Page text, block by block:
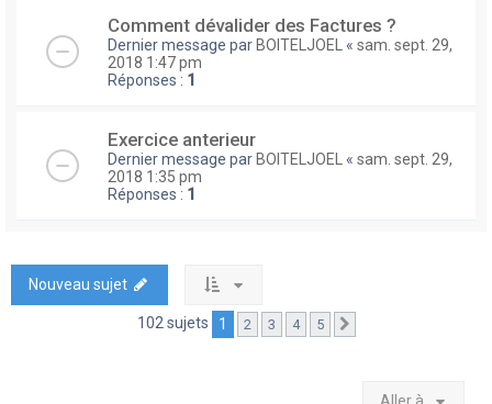
Comment dévalider des Factures ?
Dernier message par BOITELJOEL « sam. sept. 29,
2018 1:47 pm
Réponses : 1
Exercice anterieur
Dernier message par BOITELJOEL « sam. sept. 29,
2018 1:35 pm
Réponses : 1
Nouveau sujet
102 sujets 1 2 3 4 5